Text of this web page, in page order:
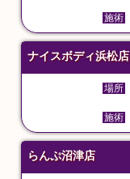
施術
ナイスボディ浜松店
場所
施術
らんぷ沼津店